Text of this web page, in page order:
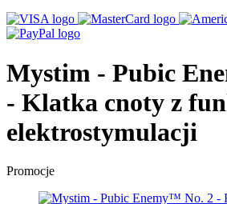
Mystim - Pubic
- Klatka cnoty z
elektrostymulacji
Promocje